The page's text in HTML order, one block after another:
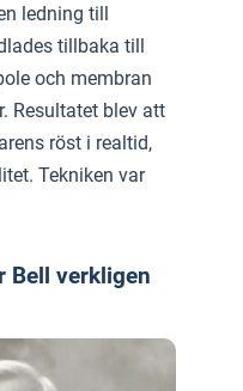
ledning till
tillbaka till
och membran
Resultatet blev att
röst i realtid,
Tekniken var
Bell verkligen